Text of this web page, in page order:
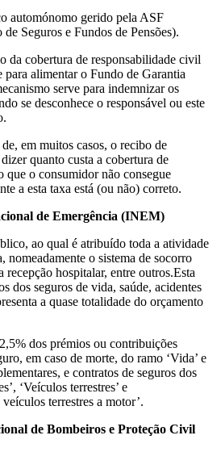
automónomo gerido pela ASF
Seguros e Fundos de Pensões).
da cobertura de responsabilidade civil
para alimentar o Fundo de Garantia
serve para indemnizar os
se desconhece o responsável ou este
em muitos casos, o recibo de
quanto custa a cobertura de
que o consumidor não consegue
a esta taxa está (ou não) correto.
de Emergência (INEM)
ao qual é atribuído toda a atividade
nomeadamente o sistema de socorro
recepção hospitalar, entre outros.Esta
dos seguros de vida, saúde, acidentes
a quase totalidade do orçamento
dos prémios ou contribuições
em caso de morte, do ramo ‘Vida’ e
e contratos de seguros dos
‘Veículos terrestres’ e
terrestres a motor’.
de Bombeiros e Proteção Civil